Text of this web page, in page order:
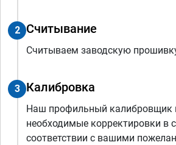
2 Считывание
Считываем заводскую
3 Калибровка
Наш профильный калибровщик
необходимые корректировки в
соответствии с вашими